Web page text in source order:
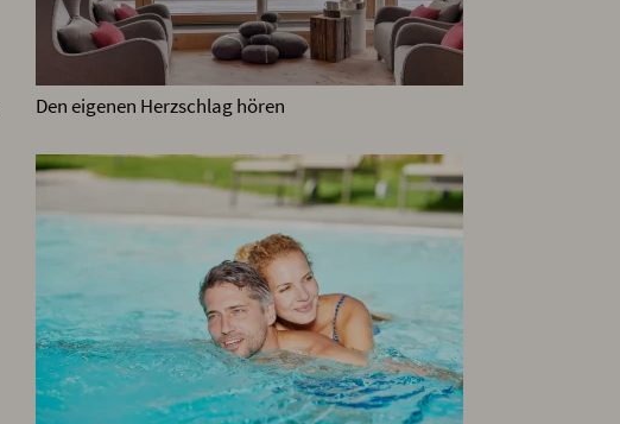
Den eigenen Herzschlag hören